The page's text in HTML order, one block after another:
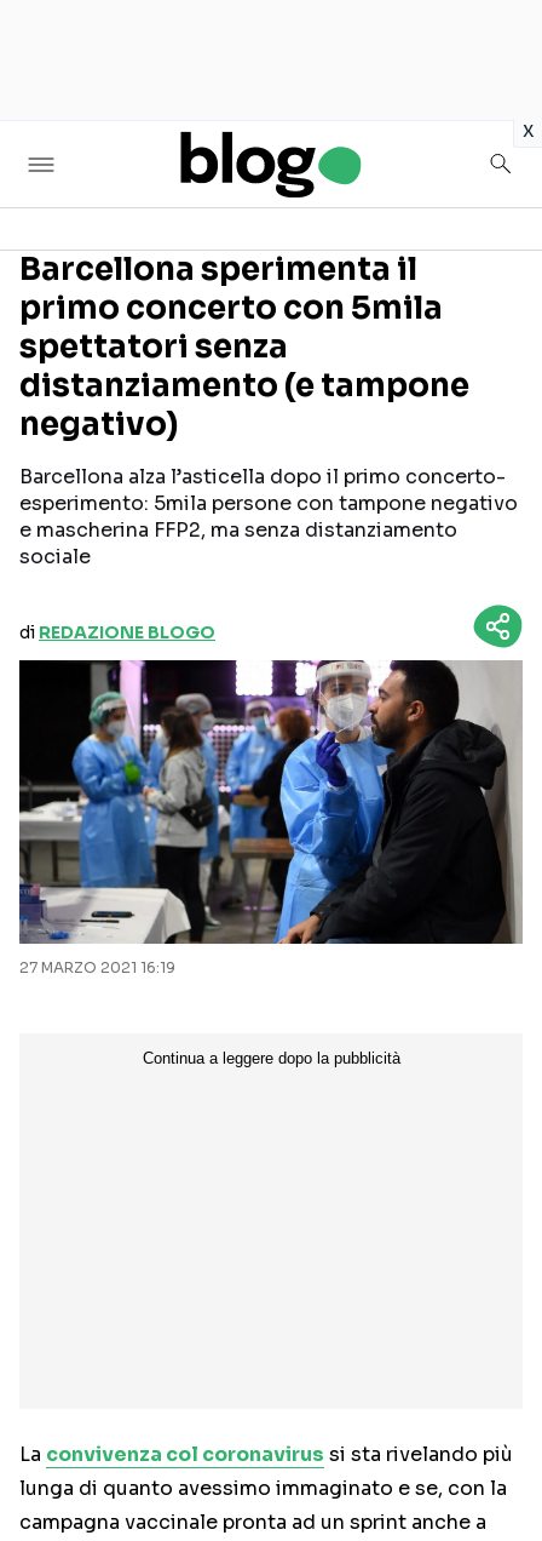
x
Seguici sui social
Barcellona sperimenta il
primo concerto con 5mila
spettatori senza
distanziamento (e tampone
negativo)
Barcellona alza l’asticella dopo il primo concerto-
esperimento: 5mila persone con tampone negativo
e mascherina FFP2, ma senza distanziamento
sociale
di REDAZIONE BLOGO
27 MARZO 2021 16:19
La convivenza col coronavirus si sta rivelando più
lunga di quanto avessimo immaginato e se, con la
campagna vaccinale pronta ad un sprint anche a